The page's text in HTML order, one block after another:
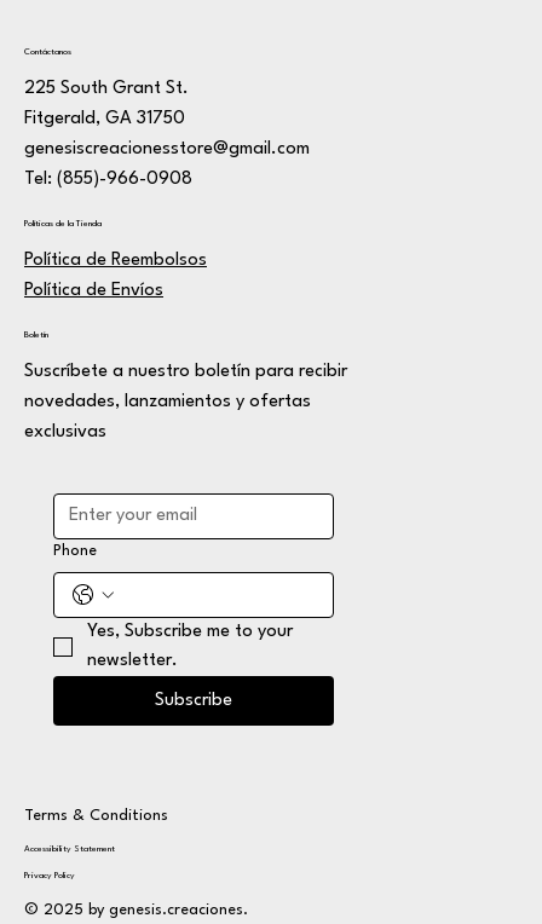
Contáctanos
225 South Grant St.
Fitgerald, GA 31750
genesiscreacionesstore@gmail.com
Tel: (855)-966-0908
Políticas de la Tienda
Política de Reembolsos
Política de Envíos
Boletín
Suscríbete a nuestro boletín para recibir
novedades, lanzamientos y ofertas
exclusivas
Phone
Yes, Subscribe me to your
newsletter.
Subscribe
Terms & Conditions
Privacy Policy
Accessibility Statement
© 2025 by genesis.creaciones.